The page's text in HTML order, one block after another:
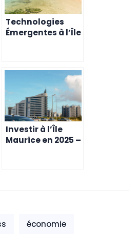
Technologies
Émergentes à l’Île
Investir à l’Île
Maurice en 2025 –
économie